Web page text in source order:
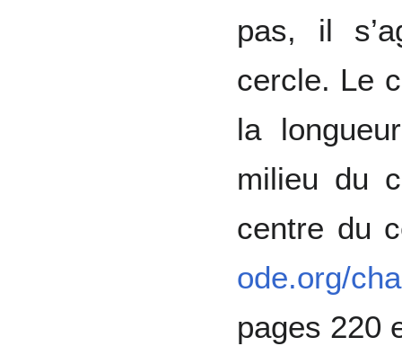
pas, il
cercle. Le
la
milieu du
centre du
ode.org/
pages 220